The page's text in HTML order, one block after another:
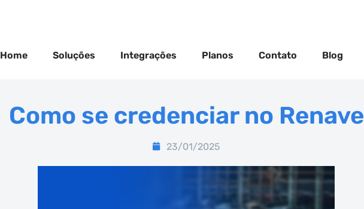
Home Soluções Integrações Planos Contato Blog
Como se credenciar no Renave
23/01/2025